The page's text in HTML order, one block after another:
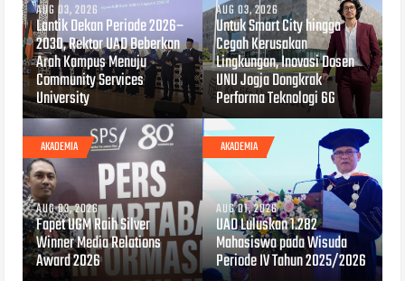
AUG 03, 2026
Lantik Dekan Periode 2026–
2030, Rektor UAD Beberkan
Arah Kampus Menuju
Community Services
University
AUG 03, 2026
Untuk Smart City hingga
Cegah Kerusakan
Lingkungan, Inovasi Dosen
UNU Jogja Dongkrak
Performa Teknologi 6G
AKADEMIA
AUG 03, 2026
Fapet UGM Raih Silver
Winner Media Relations
Award 2026
AKADEMIA
AUG 01, 2026
UAD Luluskan 1.282
Mahasiswa pada Wisuda
Periode IV Tahun 2025/2026